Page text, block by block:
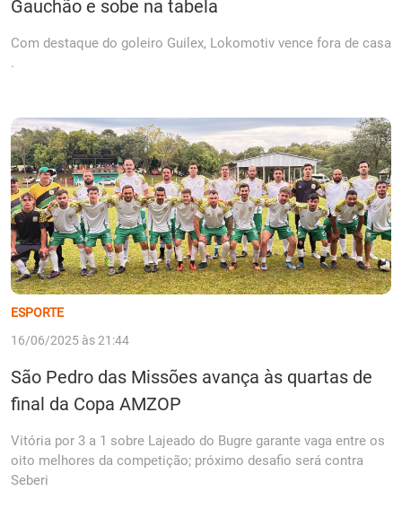
Gauchão e sobe na tabela
Com destaque do goleiro Guilex, Lokomotiv vence fora de casa
.
ESPORTE
16/06/2025 às 21:44
São Pedro das Missões avança às quartas de
final da Copa AMZOP
Vitória por 3 a 1 sobre Lajeado do Bugre garante vaga entre os
oito melhores da competição; próximo desafio será contra
Seberi